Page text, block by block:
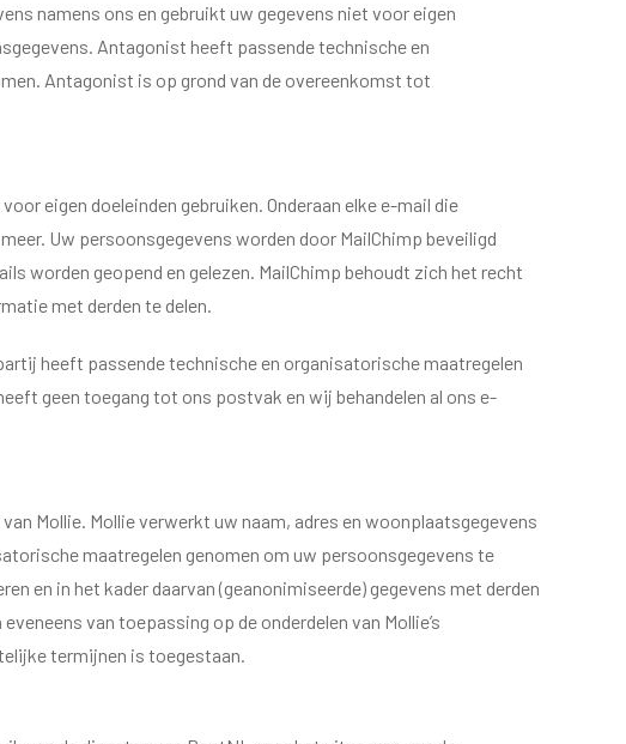
namens ons en gebruikt uw gegevens niet voor eigen
Antagonist heeft passende technische en
Antagonist is op grond van de overeenkomst tot
eigen doeleinden gebruiken. Onderaan elke e-mail die
Uw persoonsgegevens worden door MailChimp beveiligd
worden geopend en gelezen. MailChimp behoudt zich het recht
met derden te delen.
heeft passende technische en organisatorische maatregelen
geen toegang tot ons postvak en wij behandelen al ons e-
Mollie. Mollie verwerkt uw naam, adres en woonplaatsgegevens
maatregelen genomen om uw persoonsgegevens te
en in het kader daarvan (geanonimiseerde) gegevens met derden
van toepassing op de onderdelen van Mollie’s
termijnen is toegestaan.